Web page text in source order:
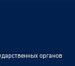
органов